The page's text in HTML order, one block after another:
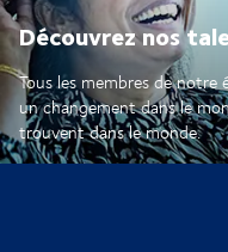
Découvrez nos
Tous les membres de
un changement dans le
trouvent dans le monde.